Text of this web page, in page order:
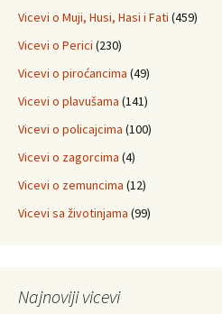
Vicevi o Muji, Husi, Hasi i Fati (459)
Vicevi o Perici (230)
Vicevi o piroćancima (49)
Vicevi o plavušama (141)
Vicevi o policajcima (100)
Vicevi o zagorcima (4)
Vicevi o zemuncima (12)
Vicevi sa životinjama (99)
Najnoviji vicevi